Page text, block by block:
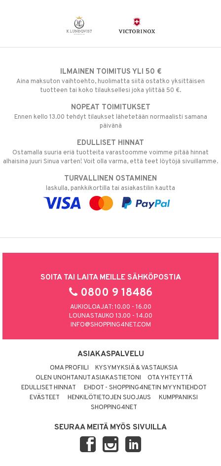
ILMAINEN TOIMITUS YLI 50 €
Aina maksuton vaihtoehto, huolimatta siitä ostatko yksittäisen
tuotteen tai koko tilauksellesi joka ylittää 50 €.
NOPEAT TOIMITUKSET
Ennen kello 13.00 tehdyt tilaukset lähetetään normaalisti samana
päivänä
EDULLISET HINNAT
Ostamalla suuria eriä tuotteita varastoomme voimme pitää hinnat
alhaisina juuri Sinua varten! Voit olla varma, että teet löytöjä sivuillamme.
TURVALLINEN OSTAMINEN
laskulla, pankkikortilla tai asiakastilin kautta
SOITA TAI LAITA MEILLE SÄHKÖPOSTIA
0800 9 18486
AUKIOLOAJAT: 10.00 - 16.00
LOUNASTAUKO 13.00 - 14.00
INFO@SHOPPING4NET.COM
ASIAKASPALVELU
OMA PROFIILI
KYSYMYKSIÄ & VASTAUKSIA
OLEN UNOHTANUT ASIAKASTIETONI
OTA YHTEYTTÄ
EDULLISET HINNAT
EHDOT - SHOPPING4NETIN MYYNTIEHDOT
EVÄSTEET
HENKILÖTIETOJEN SUOJAUS
KUMPPANIKSI
SHOPPING4NET
SEURAA MEITÄ MYÖS SIVUILLA